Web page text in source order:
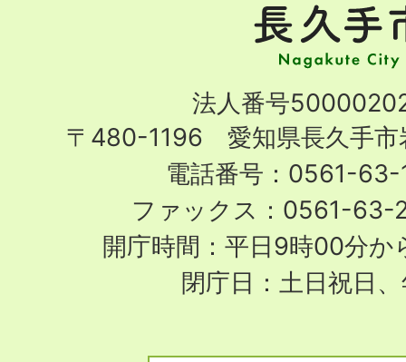
手
市
City
法人番号
〒480-1196 愛知県長久手市
電話番号：0561-63-
ファックス：0561-63-
開庁時間：平日9時00分か
閉庁日：土日祝日